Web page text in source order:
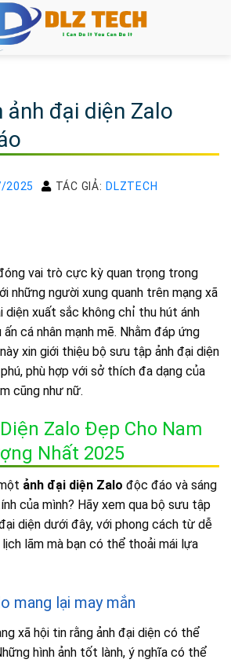
ảnh đại diện Zalo
2025 TÁC GIẢ: DLZTECH
vai trò cực kỳ quan trọng trong
những người xung quanh trên mạng xã
diện xuất sắc không chỉ thu hút ánh
cá nhân mạnh mẽ. Nhằm đáp ứng
xin giới thiệu bộ sưu tập ảnh đại diện
phù hợp với sở thích đa dạng của
cũng như nữ.
Zalo Đẹp Cho Nam
Nhất 2025
ảnh đại diện Zalo độc đáo và sáng
của mình? Hãy xem qua bộ sưu tập
diện dưới đây, với phong cách từ dễ
lãm mà bạn có thể thoải mái lựa
mang lại may mắn
xã hội tin rằng ảnh đại diện có thể
hình ảnh tốt lành, ý nghĩa có thể